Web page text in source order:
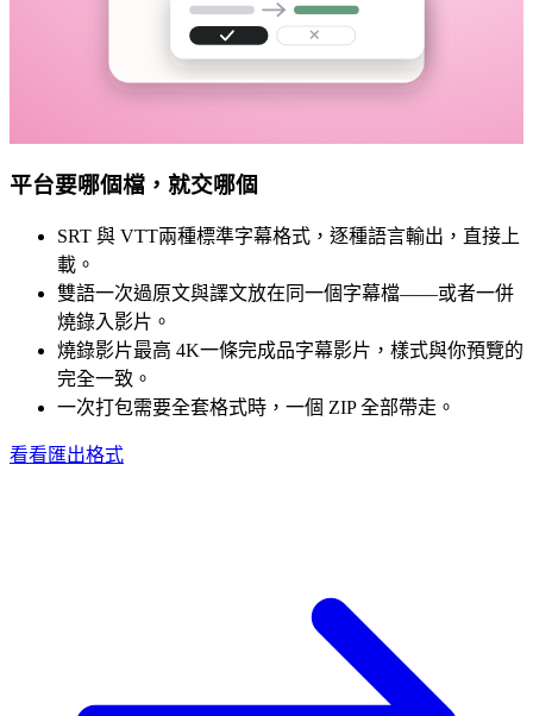
平台要哪個檔，就交哪個
SRT 與 VTT兩種標準字幕格式，逐種語言輸出，直接上
載。
雙語一次過原文與譯文放在同一個字幕檔——或者一併
燒錄入影片。
燒錄影片最高 4K一條完成品字幕影片，樣式與你預覽的
完全一致。
一次打包需要全套格式時，一個 ZIP 全部帶走。
看看匯出格式